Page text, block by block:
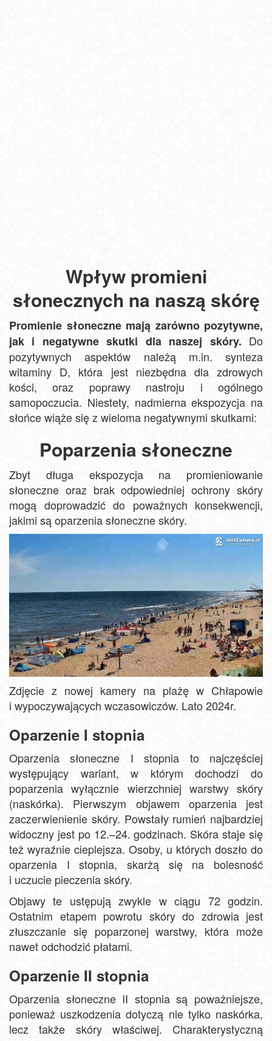
Wpływ promieni
słonecznych na naszą skórę
Promienie słoneczne mają zarówno pozytywne,
jak i negatywne skutki dla naszej skóry. Do
pozytywnych aspektów należą m.in. synteza
witaminy D, która jest niezbędna dla zdrowych
kości, oraz poprawy nastroju i ogólnego
samopoczucia. Niestety, nadmierna ekspozycja na
słońce wiąże się z wieloma negatywnymi skutkami:
Poparzenia słoneczne
Zbyt długa ekspozycja na promieniowanie
słoneczne oraz brak odpowiedniej ochrony skóry
mogą doprowadzić do poważnych konsekwencji,
jakimi są oparzenia słoneczne skóry.
Zdjęcie z nowej kamery na plażę w Chłapowie
i wypoczywających wczasowiczów. Lato 2024r.
Oparzenie I stopnia
Oparzenia słoneczne I stopnia to najczęściej
występujący wariant, w którym dochodzi do
poparzenia wyłącznie wierzchniej warstwy skóry
(naskórka). Pierwszym objawem oparzenia jest
zaczerwienienie skóry. Powstały rumień najbardziej
widoczny jest po 12.–24. godzinach. Skóra staje się
też wyraźnie cieplejsza. Osoby, u których doszło do
oparzenia I stopnia, skarżą się na bolesność
i uczucie pieczenia skóry.
Objawy te ustępują zwykle w ciągu 72 godzin.
Ostatnim etapem powrotu skóry do zdrowia jest
złuszczanie się poparzonej warstwy, która może
nawet odchodzić płatami.
Oparzenie II stopnia
Oparzenia słoneczne II stopnia są poważniejsze,
ponieważ uszkodzenia dotyczą nie tylko naskórka,
lecz także skóry właściwej. Charakterystyczną